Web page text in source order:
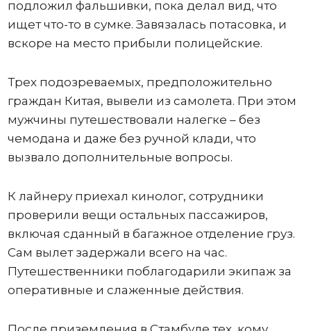
подложил фальшивки, пока делал вид, что
ищет что-то в сумке. Завязалась потасовка, и
вскоре на место прибыли полицейские.
Трех подозреваемых, предположительно
граждан Китая, вывели из самолета. При этом
мужчины путешествовали налегке – без
чемодана и даже без ручной клади, что
вызвало дополнительные вопросы.
К лайнеру приехал кинолог, сотрудники
проверили вещи остальных пассажиров,
включая сданный в багажное отделение груз.
Сам вылет задержали всего на час.
Путешественники поблагодарили экипаж за
оперативные и слаженные действия.